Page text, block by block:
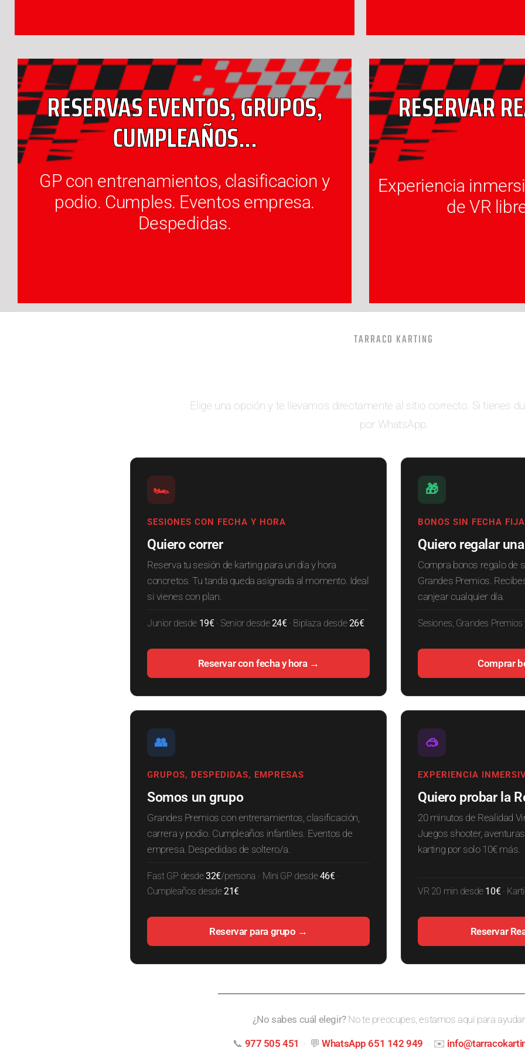
RESERVAS EVENTOS, GRUPOS,
CUMPLEAÑOS...
GP con entrenamientos, clasificacion y
podio. Cumples. Eventos empresa.
Despedidas.
RESERVAS EVENTOS, GRUPOS,
CUMPLEAÑOS...
RESERVA
RESERVAR
Experiencia
de VR
RESERVAR
TARRACO KARTING
Elige una opción y te llevamos directamente al sitio correcto. Si tienes
por WhatsApp.
🏎
SESIONES CON FECHA Y HORA
Quiero correr
Reserva tu sesión de karting para un día y hora
concretos. Tu tanda queda asignada al momento. Ideal
si vienes con plan.
Junior desde 19€· Senior desde24€· Biplaza desde26€
Reservar con fecha y hora →
🎁
BONOS SIN FECHA FIJA
Quiero regalar
Compra bonos regalo de
Grandes Premios.
canjear cualquier día.
Sesiones, Grandes
Comprar
👥
GRUPOS, DESPEDIDAS, EMPRESAS
Somos un grupo
Grandes Premios con entrenamientos, clasificación,
carrera y podio. Cumpleaños infantiles. Eventos de
empresa. Despedidas de soltero/a.
Fast GP desde32€/persona · Mini GP desde46€·
Cumpleaños desde21€
Reservar para grupo →
🥽
EXPERIENCIA
Quiero probar la
20 minutos de Realidad
Juegos shooter,
karting por solo 10€ más.
VR 20 min desde 10€·
Reservar
¿No sabes cuál elegir?No te preocupes, estamos aquí para
📞 977 505 451 · 💬WhatsApp 651 142 949 · ✉️